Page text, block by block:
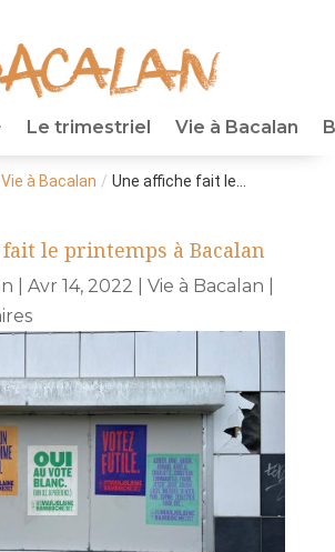
Le trimestriel Vie à Bacalan
Vie à Bacalan / Une affiche fait le...
le printemps à Bacalan
Avr 14, 2022 Vie à Bacalan